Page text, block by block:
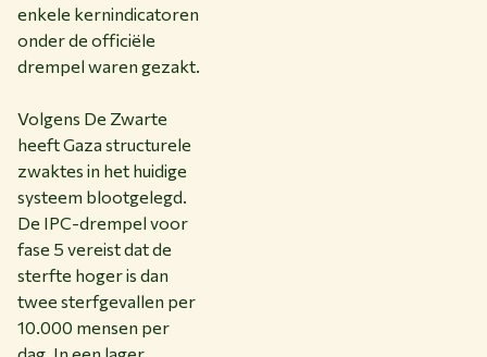
enkele kernindicatoren
onder de officiële
drempel waren gezakt.
Volgens De Zwarte
heeft Gaza structurele
zwaktes in het huidige
systeem blootgelegd.
De IPC-drempel voor
fase 5 vereist dat de
sterfte hoger is dan
twee sterfgevallen per
10.000 mensen per